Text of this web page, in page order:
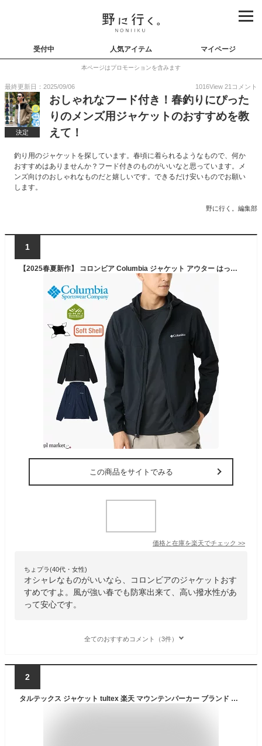
受付中 人気アイテム マイページ
本ページはプロモーションを含みます
最終更新日：2025/09/06 1016View 21 コメント
決定
おしゃれなフード付き！春釣りにぴった
りのメンズ用ジャケットのおすすめを教
えて！
釣り用のジャケットを探しています。春頃に着られるようなもので、何か
おすすめはありませんか？フード付きのものがいいなと思っています。メ
ンズ向けのおしゃれなものだと嬉しいです。できるだけ安いものでお願い
します。
野に行く。編集部
1
【2025春夏新作】 コロンビア Columbia ジャケット アウター はっ水 撥水 ストレッチ 軽量 軽い マウンテンパーカー マンパ パーカー ヘザーキャニオン2 フーデッドジャケット Heather Canyon II Hooded Jacket メンズ レディース ユニセックス 春 秋 冬 M L XL WE1602
この商品をサイトでみる
価格と在庫を楽天でチェック >>
ちょプラ(40代・女性)
オシャレなものがいいなら、コロンビアのジャケットおす
すめですよ。風が強い春でも防寒出来て、高い撥水性があ
って安心です。
全てのおすすめコメント（3件）
2
タルテックス ジャケット tultex 楽天 マウンテンパーカー ブランド ウインドブレーカー メンズ 防風 アウター おしゃれ ブルゾン 秋 冬 ジャンバー 防寒着 パーカー フード付き 裏 フリース アイトス アウトドア 釣り ゴルフ